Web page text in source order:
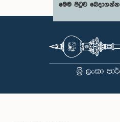
මෙම පිටුව බෙදාගන්න